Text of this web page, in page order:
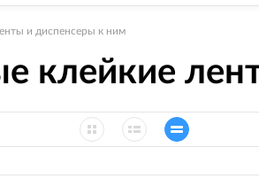
и диспенсеры к ним
клейкие